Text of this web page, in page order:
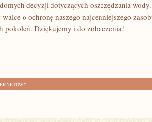
decyzji dotyczących oszczędzania
o ochronę naszego najcenniejszego
pokoleń. Dziękujemy i do zobaczenia!